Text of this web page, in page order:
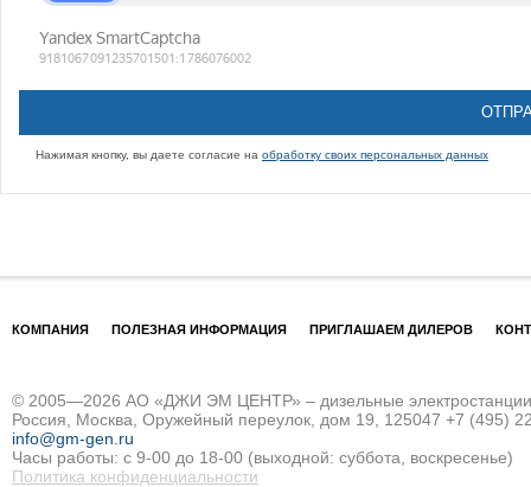
Нажимая кнопку, вы даете согласие на обработку своих персональных данных
КОМПАНИЯ ПОЛЕЗНАЯ ИНФОРМАЦИЯ ПРИГЛАШАЕМ ДИЛЕРОВ
© 2005—2026 АО «ДЖИ ЭМ ЦЕНТР» – дизельные электростанции
Россия, Москва, Оружейный переулок, дом 19, 125047 +7 (495)
info@gm-gen.ru
Часы работы: с 9-00 до 18-00 (выходной: суббота, воскресенье)
Политика конфиденциальности